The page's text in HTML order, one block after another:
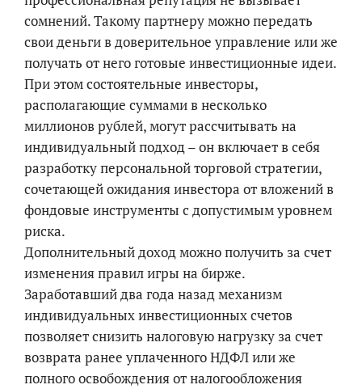
сомнений. Такому партнеру можно передать
свои деньги в доверительное управление или же
получать от него готовые инвестиционные идеи.
При этом состоятельные инвесторы,
располагающие суммами в несколько
миллионов рублей, могут рассчитывать на
индивидуальный подход – он включает в себя
разработку персональной торговой стратегии,
сочетающей ожидания инвестора от вложений в
фондовые инструменты с допустимым уровнем
риска.
Дополнительный доход можно получить за счет
изменения правил игры на бирже.
Заработавший два года назад механизм
индивидуальных инвестиционных счетов
позволяет снизить налоговую нагрузку за счет
возврата ранее уплаченного НДФЛ или же
полного освобождения от налогообложения